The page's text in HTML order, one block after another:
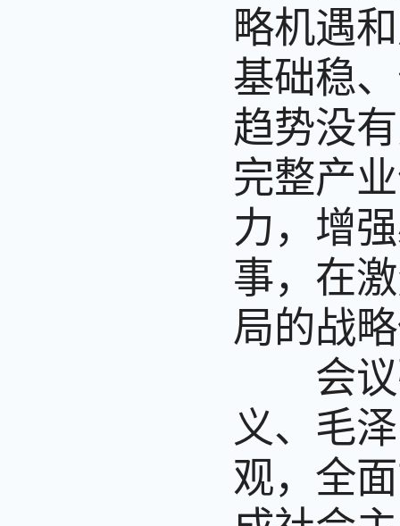
略机遇
基础稳
趋势没
完整产
力，增
事，在
局的战
会议
义、毛
观，全